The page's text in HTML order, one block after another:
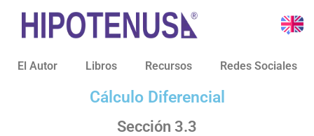
El Autor Libros Recursos Redes Sociales
Cálculo Diferencial
Sección 3.3